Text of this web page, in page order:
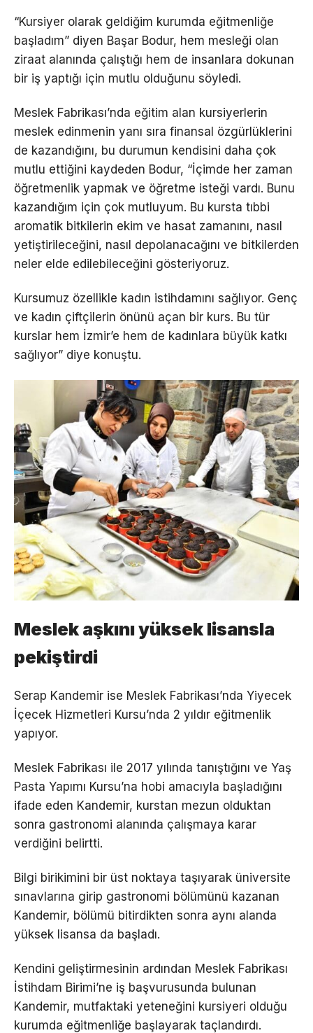
“Kursiyer olarak geldiğim kurumda eğitmenliğe
başladım” diyen Başar Bodur, hem mesleği olan
ziraat alanında çalıştığı hem de insanlara dokunan
bir iş yaptığı için mutlu olduğunu söyledi.
Meslek Fabrikası’nda eğitim alan kursiyerlerin
meslek edinmenin yanı sıra finansal özgürlüklerini
de kazandığını, bu durumun kendisini daha çok
mutlu ettiğini kaydeden Bodur, “İçimde her zaman
öğretmenlik yapmak ve öğretme isteği vardı. Bunu
kazandığım için çok mutluyum. Bu kursta tıbbi
aromatik bitkilerin ekim ve hasat zamanını, nasıl
yetiştirileceğini, nasıl depolanacağını ve bitkilerden
neler elde edilebileceğini gösteriyoruz.
Kursumuz özellikle kadın istihdamını sağlıyor. Genç
ve kadın çiftçilerin önünü açan bir kurs. Bu tür
kurslar hem İzmir’e hem de kadınlara büyük katkı
sağlıyor” diye konuştu.
Meslek aşkını yüksek lisansla
pekiştirdi
Serap Kandemir ise Meslek Fabrikası’nda Yiyecek
İçecek Hizmetleri Kursu’nda 2 yıldır eğitmenlik
yapıyor.
Meslek Fabrikası ile 2017 yılında tanıştığını ve Yaş
Pasta Yapımı Kursu’na hobi amacıyla başladığını
ifade eden Kandemir, kurstan mezun olduktan
sonra gastronomi alanında çalışmaya karar
verdiğini belirtti.
Bilgi birikimini bir üst noktaya taşıyarak üniversite
sınavlarına girip gastronomi bölümünü kazanan
Kandemir, bölümü bitirdikten sonra aynı alanda
yüksek lisansa da başladı.
Kendini geliştirmesinin ardından Meslek Fabrikası
İstihdam Birimi’ne iş başvurusunda bulunan
Kandemir, mutfaktaki yeteneğini kursiyeri olduğu
kurumda eğitmenliğe başlayarak taçlandırdı.